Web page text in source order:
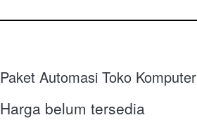
Paket Automasi Toko Komputer
Harga belum tersedia